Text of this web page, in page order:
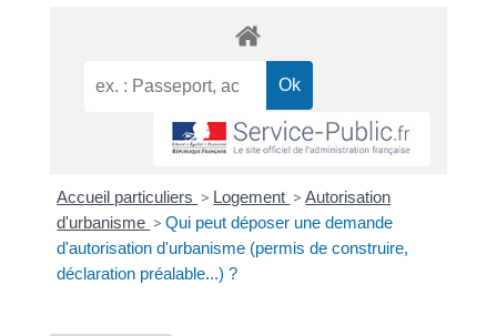
Accueil particuliers > Logement > Autorisation
d'urbanisme > Qui peut déposer une demande
d'autorisation d'urbanisme (permis de construire,
déclaration préalable...) ?